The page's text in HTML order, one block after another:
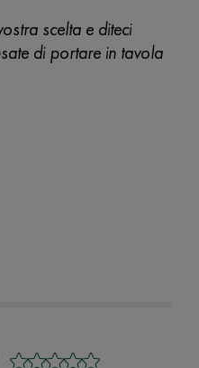
scelta e diteci
di portare in tavola